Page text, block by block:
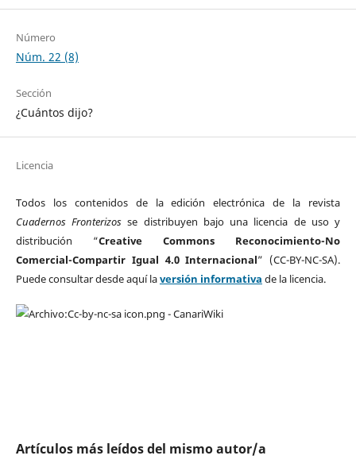
Número
Núm. 22 (8)
Sección
¿Cuántos dijo?
Licencia
Todos los contenidos de la edición electrónica de la revista
Cuadernos Fronterizos se distribuyen bajo una licencia de uso y
distribución “Creative Commons Reconocimiento-No
Comercial-Compartir Igual 4.0 Internacional” (CC-BY-NC-SA).
Puede consultar desde aquí laversión informativa de la licencia.
Artículos más leídos del mismo autor/a